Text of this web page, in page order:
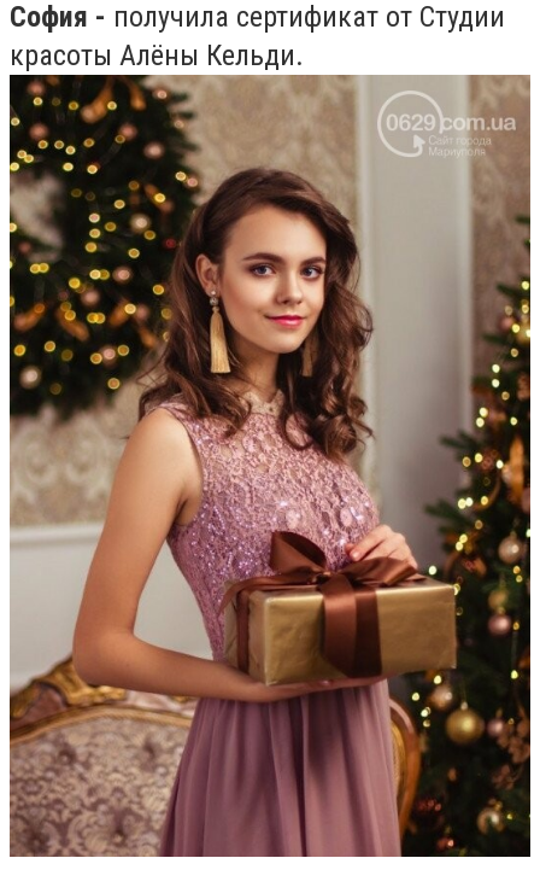
София - получила сертификат от Студии
красоты Алёны Кельди.